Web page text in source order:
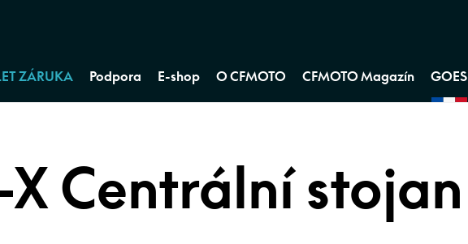
ZÁRUKA Podpora E-shop O CFMOTO CFMOTO Magazín GOES
Centrální stojan